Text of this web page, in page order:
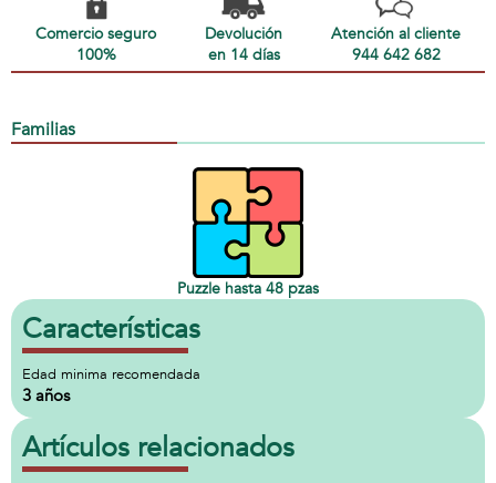
Comercio seguro
100%
Devolución
en 14 días
Atención al cliente
944 642 682
Familias
Puzzle hasta 48 pzas
Características
Edad minima recomendada
3 años
Artículos relacionados